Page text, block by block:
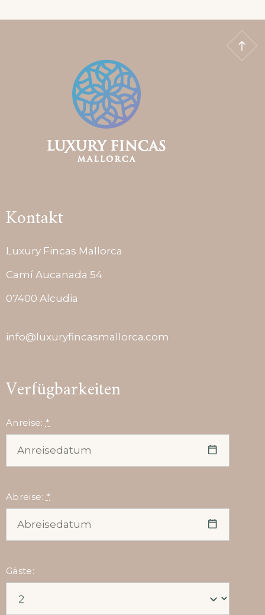
Kontakt
Luxury Fincas Mallorca
Camí Aucanada 54
07400 Alcudia
info@luxuryfincasmallorca.com
Verfügbarkeiten
Anreise: *
Abreise: *
Gäste: